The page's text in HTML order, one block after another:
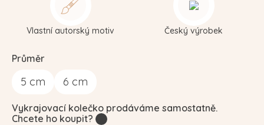
Průměr
5 cm 6 cm
Vlastní autorský motiv Český výrobek
Vykrajovací kolečko prodáváme samostatně.
Chcete ho koupit?